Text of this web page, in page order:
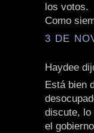
los votos.
Como
3 DE
Haydee
Está bien
discute, lo
el